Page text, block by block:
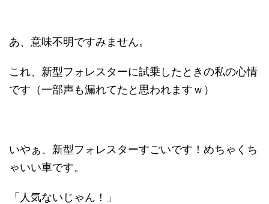
あ、意味不明ですみません。
これ、新型フォレスターに試乗したときの私の心情
です（一部声も漏れてたと思われますｗ）
いやぁ、新型フォレスターすごいです！めちゃくち
ゃいい車です。
「人気ないじゃん！」